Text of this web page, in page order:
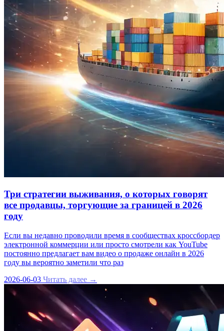
Три стратегии выживания, о которых говорят
все продавцы, торгующие за границей в 2026
году
Если вы недавно проводили время в сообществах кроссбордер
электронной коммерции или просто смотрели как YouTube
постоянно предлагает вам видео о продаже онлайн в 2026
году вы вероятно заметили что раз
2026-06-03 Читать далее →